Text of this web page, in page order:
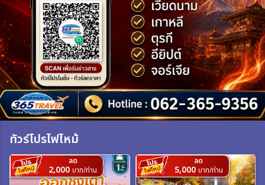
เฉพาะเดือน
เฉพาะเทศกาล
ระหว่าง
ค้นหา
ทัวร์โปรไฟไหม้
ลด
2,000 บาท/ท่าน
ลด
5,000 บาท/ท่าน